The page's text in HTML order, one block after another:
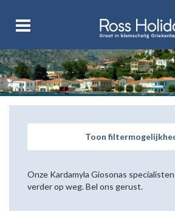
Toon
Onze Kardamyla Giosonas
verder op weg. Bel ons gerust.